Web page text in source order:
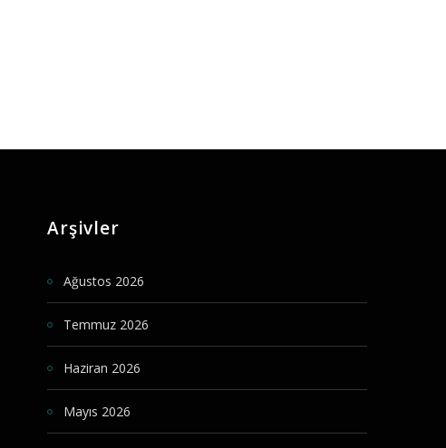
Arşivler
Ağustos 2026
Temmuz 2026
Haziran 2026
Mayıs 2026